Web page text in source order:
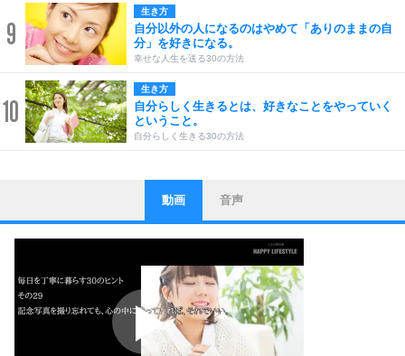
9
生き方
自分以外の人になるのはやめて「ありのままの自
分」を好きになる。
幸せな人生を送る30の方法
10
生き方
自分らしく生きるとは、好きなことをやっていく
ということ。
自分らしく生きる30の方法
1
ストレス対策
他人と比べない。
いっそのこと、他人を見ない。
いらいらしない人になる30の方法
プラス思考
ポジティブになれない原因は、行動しないから。
ポジティブ思考になる30の方法
動画 音声